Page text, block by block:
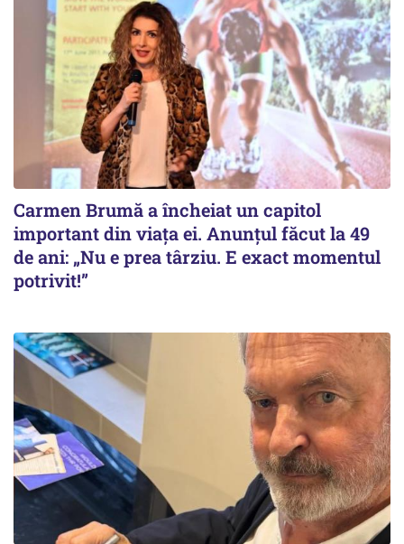
Carmen Brumă a încheiat un capitol
important din viața ei. Anunțul făcut la 49
de ani: „Nu e prea târziu. E exact momentul
potrivit!”